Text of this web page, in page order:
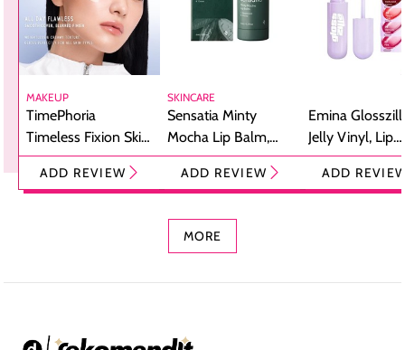
MAKEUP
TimePhoria
Timeless Fixion Skin
Tint Stick,
Foundation dan
ADD REVIEW
SKINCARE
Sensatia Minty
Mocha Lip Balm,
Pelembap Bibir
dengan Aroma
ADD REVIEW
Emina
Jelly Vinyl, Lip
Cream Glossy
Ringan
ADD
MORE